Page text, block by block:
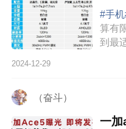
#手
算有
到最
机，
2024-12-29
（奋斗）
一